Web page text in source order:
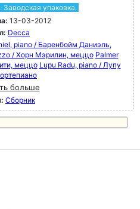
Заводская упаковка.
13-03-2012
Decca
piano / Баренбойм Даниэль,
/ Хорн Мэрилин, меццо Palmer
меццо Lupu Radu, piano / Лупу
больше
Сборник